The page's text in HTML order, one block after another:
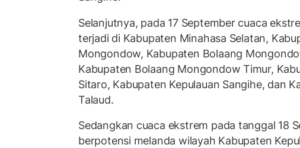
Selanjutnya, pada 17 September cuaca
terjadi di Kabupaten Minahasa Selatan,
Mongondow, Kabupaten Bolaang
Kabupaten Bolaang Mongondow Timur,
Sitaro, Kabupaten Kepulauan Sangihe, dan
Talaud.
Sedangkan cuaca ekstrem pada tanggal 18
berpotensi melanda wilayah Kabupaten